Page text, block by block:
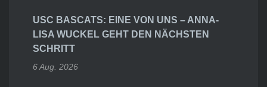
USC BASCATS: EINE VON UNS – ANNA-
LISA WUCKEL GEHT DEN NÄCHSTEN
SCHRITT
6 Aug. 2026